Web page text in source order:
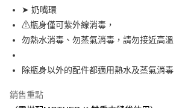
ATM／網路銀行／等多元方式進行付款，方視為交易
購買商品的店家。未經商家同意取消之訂單仍視為有
後付繳納相關費用。
客戶支援中心」https://netprotections.freshdesk.com/
【注意事項】
１．透過由恩沛科技股份有限公司提供之「AFTEE先
每筆NT$100，滿NT$999(含以上)免運費
➤ 奶嘴環
⚠瓶身僅可紫外線消毒，
勿熱水消毒、勿蒸氣消毒，請勿接近高溫
除瓶身以外的配件都適用熱水及蒸氣消毒
銷售重點